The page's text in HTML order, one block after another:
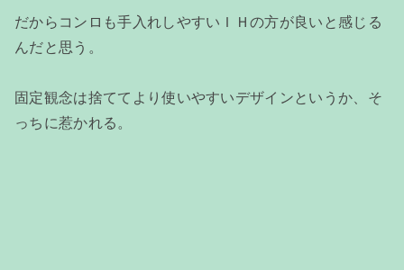
だからコンロも手入れしやすいＩＨの方が良いと感じる
んだと思う。
固定観念は捨ててより使いやすいデザインというか、そ
っちに惹かれる。